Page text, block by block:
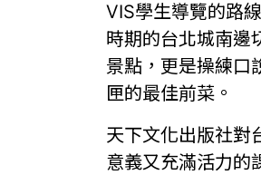
VIS學生導覽的路
時期的台北城南邊
景點，更是操練口
匣的最佳前菜。
天下文化出版社對
意義又充滿活力的